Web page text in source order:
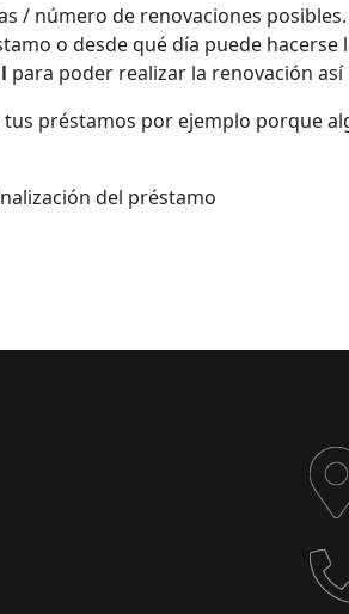
/ número de renovaciones posibles.
o desde qué día puede hacerse
para poder realizar la renovación
préstamos por ejemplo porque
del préstamo